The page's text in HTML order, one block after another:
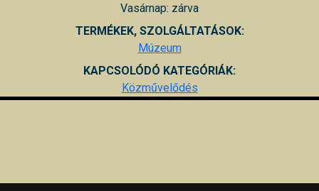
Vasárnap: zárva
TERMÉKEK, SZOLGÁLTATÁSOK:
Múzeum
KAPCSOLÓDÓ KATEGÓRIÁK:
Közművelődés